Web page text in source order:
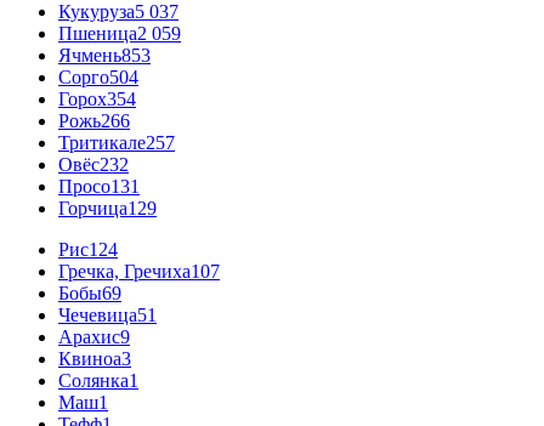
Кукуруза5 037
Пшеница2 059
Ячмень853
Сорго504
Горох354
Рожь266
Тритикале257
Овёс232
Просо131
Горчица129
Рис124
Гречка, Гречиха107
Бобы69
Чечевица51
Арахис9
Квиноа3
Солянка1
Маш1